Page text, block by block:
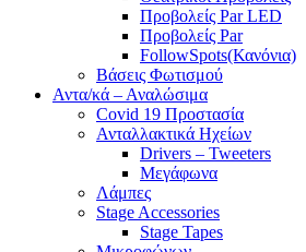
Προβολείς Par LED
Προβολείς Par
FollowSpots(Κανόνια)
Βάσεις Φωτισμού
Αντα/κά – Αναλώσιμα
Covid 19 Προστασία
Ανταλλακτικά Ηχείων
Drivers – Tweeters
Μεγάφωνα
Λάμπες
Stage Accessories
Stage Tapes